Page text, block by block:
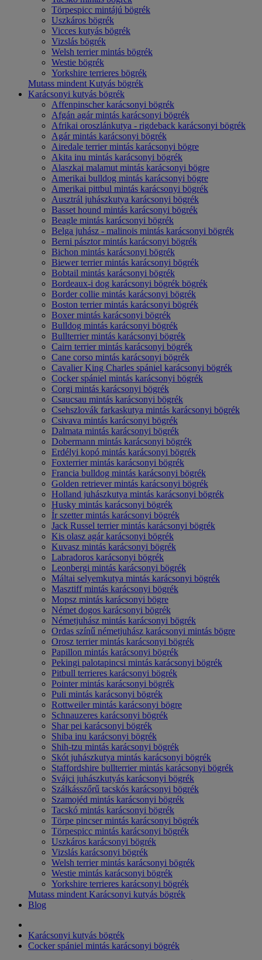
Törpespicc mintájú bögrék
Uszkáros bögrék
Vicces kutyás bögrék
Vizslás bögrék
Welsh terrier mintás bögrék
Westie bögrék
Yorkshire terrieres bögrék
Mutass mindent Kutyás bögrék
Karácsonyi kutyás bögrék
Affenpinscher karácsonyi bögrék
Afgán agár mintás karácsonyi bögrék
Afrikai oroszlánkutya - rigdeback karácsonyi bögrék
Agár mintás karácsonyi bögrék
Airedale terrier mintás karácsonyi bögre
Akita inu mintás karácsonyi bögrék
Alaszkai malamut mintás karácsonyi bögre
Amerikai bulldog mintás karácsonyi bögre
Amerikai pittbul mintás karácsonyi bögrék
Ausztrál juhászkutya karácsonyi bögrék
Basset hound mintás karácsonyi bögrék
Beagle mintás karácsonyi bögrék
Belga juhász - malinois mintás karácsonyi bögrék
Berni pásztor mintás karácsonyi bögrék
Bichon mintás karácsonyi bögrék
Biewer terrier mintás karácsonyi bögrék
Bobtail mintás karácsonyi bögrék
Bordeaux-i dog karácsonyi bögrék bögrék
Border collie mintás karácsonyi bögrék
Boston terrier mintás karácsonyi bögrék
Boxer mintás karácsonyi bögrék
Bulldog mintás karácsonyi bögrék
Bullterrier mintás karácsonyi bögrék
Cairn terrier mintás karácsonyi bögrék
Cane corso mintás karácsonyi bögrék
Cavalier King Charles spániel karácsonyi bögrék
Cocker spániel mintás karácsonyi bögrék
Corgi mintás karácsonyi bögrék
Csaucsau mintás karácsonyi bögrék
Csehszlovák farkaskutya mintás karácsonyi bögrék
Csivava mintás karácsonyi bögrék
Dalmata mintás karácsonyi bögrék
Dobermann mintás karácsonyi bögrék
Erdélyi kopó mintás karácsonyi bögrék
Foxterrier mintás karácsonyi bögrék
Francia bulldog mintás karácsonyi bögrék
Golden retriever mintás karácsonyi bögrék
Holland juhászkutya mintás karácsonyi bögrék
Husky mintás karácsonyi bögrék
Ír szetter mintás karácsonyi bögrék
Jack Russel terrier mintás karácsonyi bögrék
Kis olasz agár karácsonyi bögrék
Kuvasz mintás karácsonyi bögrék
Labradoros karácsonyi bögrék
Leonbergi mintás karácsonyi bögrék
Máltai selyemkutya mintás karácsonyi bögrék
Masztiff mintás karácsonyi bögrék
Mopsz mintás karácsonyi bögre
Német dogos karácsonyi bögrék
Németjuhász mintás karácsonyi bögrék
Ordas színű németjuhász karácsonyi mintás bögre
Orosz terrier mintás karácsonyi bögrék
Papillon mintás karácsonyi bögrék
Pekingi palotapincsi mintás karácsonyi bögrék
Pitbull terrieres karácsonyi bögrék
Pointer mintás karácsonyi bögrék
Puli mintás karácsonyi bögrék
Rottweiler mintás karácsonyi bögre
Schnauzeres karácsonyi bögrék
Shar pei karácsonyi bögrék
Shiba inu karácsonyi bögrék
Shih-tzu mintás karácsonyi bögrék
Skót juhászkutya mintás karácsonyi bögrék
Staffordshire bullterrier mintás karácsonyi bögrék
Svájci juhászkutyás karácsonyi bögrék
Szálkásszőrű tacskós karácsonyi bögrék
Szamojéd mintás karácsonyi bögrék
Tacskó mintás karácsonyi bögrék
Törpe pincser mintás karácsonyi bögrék
Törpespicc mintás karácsonyi bögrék
Uszkáros karácsonyi bögrék
Vizslás karácsonyi bögrék
Welsh terrier mintás karácsonyi bögrék
Westie mintás karácsonyi bögrék
Yorkshire terrieres karácsonyi bögrék
Mutass mindent Karácsonyi kutyás bögrék
Blog
Karácsonyi kutyás bögrék
Cocker spániel mintás karácsonyi bögrék